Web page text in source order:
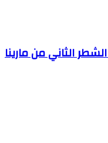
الثاني من مارينا